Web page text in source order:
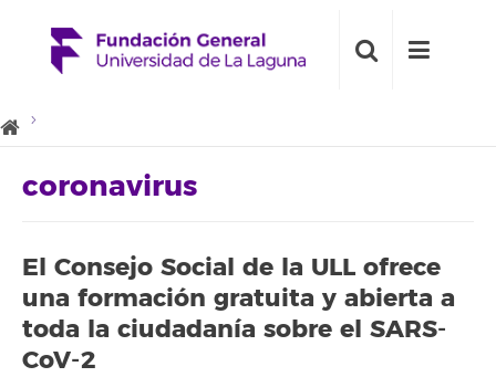
coronavirus
El Consejo Social de la ULL ofrece
una formación gratuita y abierta a
toda la ciudadanía sobre el SARS-
CoV-2